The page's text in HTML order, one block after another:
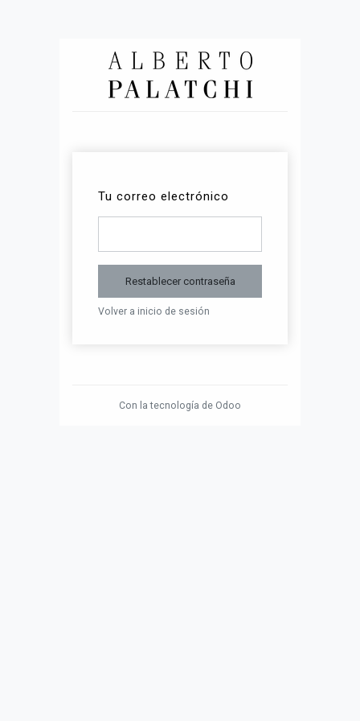
Tu correo electrónico
Restablecer contraseña
Volver a inicio de sesión
Con la tecnología de Odoo